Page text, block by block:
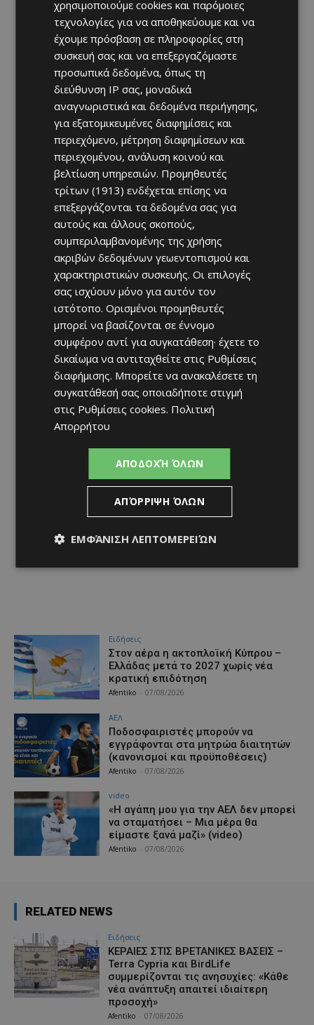
προσοχή»
07/08/2026
Ειδήσεις
Στον αέρα η ακτοπλοϊκή Κύπρου –
Ελλάδας μετά το 2027 χωρίς νέα
κρατική επιδότηση
Afentiko 07/08/2026
ΑΕΛ
Ποδοσφαιριστές μπορούν να
εγγράφονται στα μητρώα διαιτητών
(κανονισμοί και προϋποθέσεις)
Afentiko 07/08/2026
video
«Η αγάπη μου για την ΑΕΛ δεν μπορεί
να σταματήσει – Μια μέρα θα
είμαστε ξανά μαζί» (video)
Afentiko 07/08/2026
RELATED NEWS
Ειδήσεις
ΚΕΡΑΙΕΣ ΣΤΙΣ ΒΡΕΤΑΝΙΚΕΣ ΒΑΣΕΙΣ –
Terra Cypria και BirdLife
συμμερίζονται τις ανησυχίες: «Κάθε
νέα ανάπτυξη απαιτεί ιδιαίτερη
προσοχή»
Afentiko 07/08/2026
χρησιμοποιούμε cookies και παρόμοιες
τεχνολογίες για να αποθηκεύουμε και να
έχουμε πρόσβαση σε πληροφορίες στη
συσκευή σας και να επεξεργαζόμαστε
προσωπικά δεδομένα, όπως τη
διεύθυνση IP σας, μοναδικά
αναγνωριστικά και δεδομένα περιήγησης,
για εξατομικευμένες διαφημίσεις και
περιεχόμενο, μέτρηση διαφημίσεων και
περιεχομένου, ανάλυση κοινού και
βελτίωση υπηρεσιών. Προμηθευτές
τρίτων (1913) ενδέχεται επίσης να
επεξεργάζονται τα δεδομένα σας για
αυτούς και άλλους σκοπούς,
συμπεριλαμβανομένης της χρήσης
ακριβών δεδομένων γεωεντοπισμού και
χαρακτηριστικών συσκευής. Οι επιλογές
σας ισχύουν μόνο για αυτόν τον
ιστότοπο. Ορισμένοι προμηθευτές
μπορεί να βασίζονται σε έννομο
συμφέρον αντί για συγκατάθεση· έχετε το
δικαίωμα να αντιταχθείτε στις Ρυθμίσεις
διαφήμισης. Μπορείτε να ανακαλέσετε τη
συγκατάθεσή σας οποιαδήποτε στιγμή
στις Ρυθμίσεις cookies. Πολιτική
Απορρήτου
ΑΠΟΔΟΧΉ ΌΛΩΝ
ΑΠΌΡΡΙΨΗ ΌΛΩΝ
ΕΜΦΆΝΙΣΗ ΛΕΠΤΟΜΕΡΕΙΏΝ